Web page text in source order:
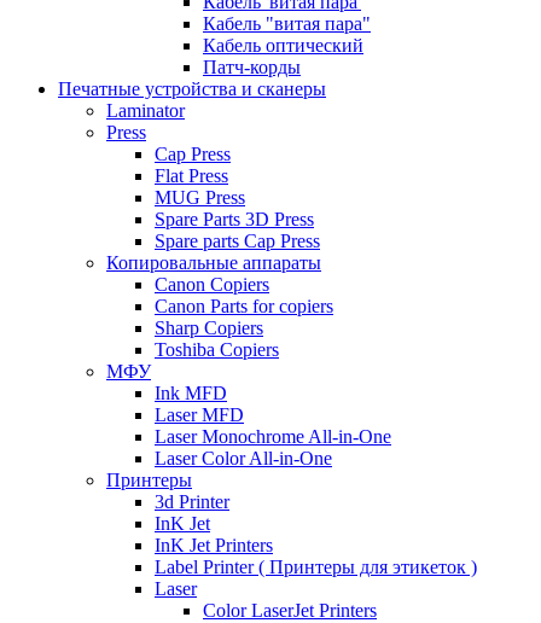
Кабель "витая пара"
Кабель оптический
Патч-корды
Печатные устройства и сканеры
Laminator
Press
Cap Press
Flat Press
MUG Press
Spare Parts 3D Press
Spare parts Cap Press
Копировальные аппараты
Canon Copiers
Canon Parts for copiers
Sharp Copiers
Toshiba Copiers
МФУ
Ink MFD
Laser MFD
Laser Monochrome All-in-One
Laser Color All-in-One
Принтеры
3d Printer
InK Jet
InK Jet Printers
Label Printer ( Принтеры для этикеток )
Laser
Color LaserJet Printers